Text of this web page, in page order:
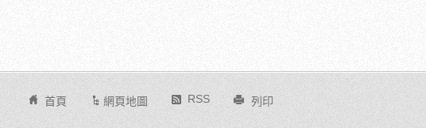
首頁 網頁地圖 RSS 列印